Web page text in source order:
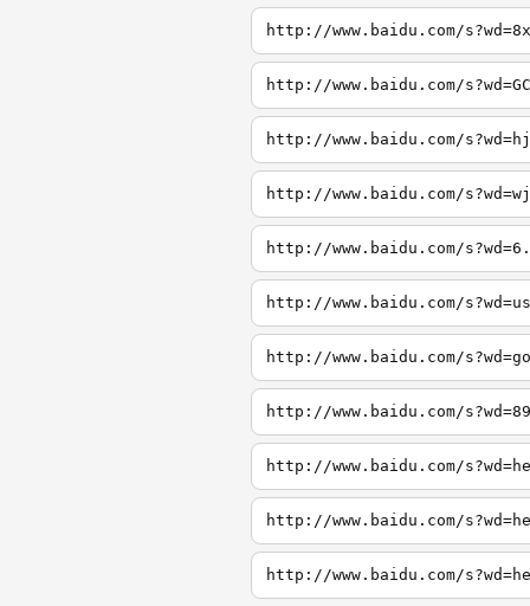
http://www.baidu.com/
http://www.baidu.com/
http://www.baidu.com/
http://www.baidu.com/
http://www.baidu.com/
http://www.baidu.com/
http://www.baidu.com/
http://www.baidu.com/
http://www.baidu.com/
http://www.baidu.com/
http://www.baidu.com/